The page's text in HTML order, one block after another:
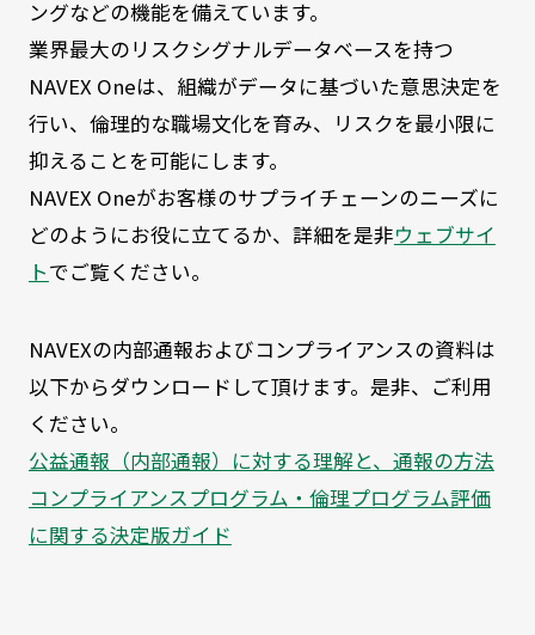
ングなどの機能を備えています。
業界最大のリスクシグナルデータベースを持つ
NAVEX Oneは、組織がデータに基づいた意思決定を
行い、倫理的な職場文化を育み、リスクを最小限に
抑えることを可能にします。
NAVEX Oneがお客様のサプライチェーンのニーズに
どのようにお役に立てるか、詳細を是非ウェブサイ
トでご覧ください。
NAVEXの内部通報およびコンプライアンスの資料は
以下からダウンロードして頂けます。是非、ご利用
ください。
公益通報（内部通報）に対する理解と、通報の方法
コンプライアンスプログラム・倫理プログラム評価
に関する決定版ガイド